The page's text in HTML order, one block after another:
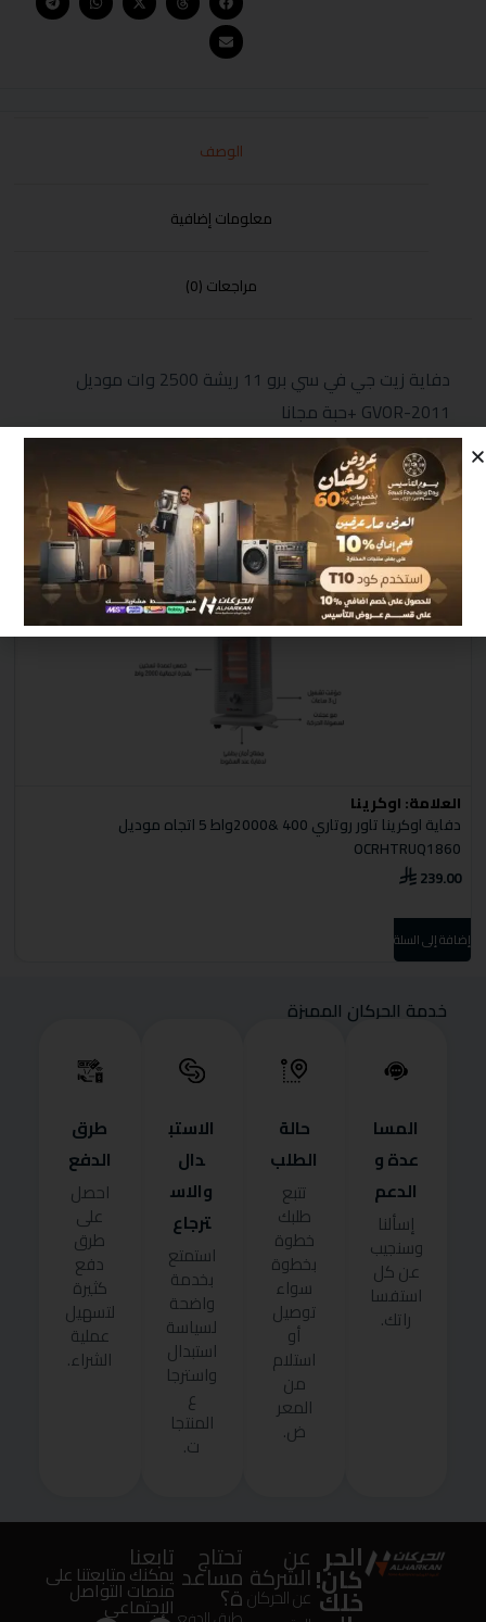
الوصف
معلومات إضافية
مراجعات (0)
دفاية زيت جي في سي برو 11 ريشة 2500 وات موديل
GVOR-2011 +حبة مجانا
منتجات مشابهة
العلامة:اوكرينا
دفاية اوكرينا تاور روتاري 400 &2000واط 5 اتجاه موديل
OCRHTRUQ1860
239.00
إضافة إلى السلة
خدمة الحركان المميزة
المسا
عدة و
الدعم
إسألنا
وسنجيب
عن كل
استفسا
راتك.
حالة
الطلب
تتبع
طلبك
خطوة
بخطوة
سواء
توصيل
أو
استلام
من
المعر
ض.
الاستب
دال
والاس
ترجاع
استمتع
بخدمة
واضحة
لسياسة
استبدال
واسترجا
ع
المنتجا
ت.
طرق
الدفع
احصل
على
طرق
دفع
كثيرة
لتسهيل
عملية
الشراء.
الحر
كان!
خلك
عن
الشركة
عن الحركان
تحتاج
مساعد
ة؟
تابعنا
يمكنك متابعتنا على
منصات التواصل
الإجتماعى